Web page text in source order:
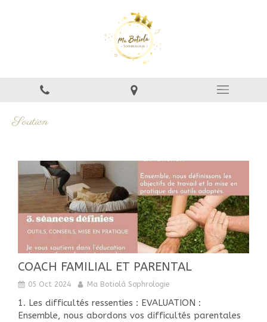
Soutien
COACH FAMILIAL ET PARENTAL
05 Oct 2024 Ma Botiolà Sophrologie
1. Les difficultés ressenties : EVALUATION :
Ensemble, nous abordons vos difficultés parentales